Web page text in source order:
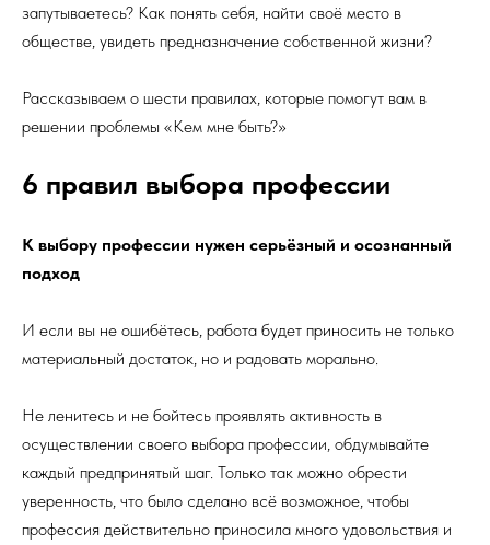
запутываетесь? Как понять себя, найти своё место в
обществе, увидеть предназначение собственной жизни?
Рассказываем о шести правилах, которые помогут вам в
решении проблемы «Кем мне быть?»
6 правил выбора профессии
К выбору профессии нужен серьёзный и осознанный
подход
И если вы не ошибётесь, работа будет приносить не только
материальный достаток, но и радовать морально.
Не ленитесь и не бойтесь проявлять активность в
осуществлении своего выбора профессии, обдумывайте
каждый предпринятый шаг. Только так можно обрести
уверенность, что было сделано всё возможное, чтобы
профессия действительно приносила много удовольствия и